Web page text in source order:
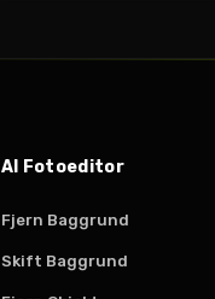
AI Fotoeditor
Fjern Baggrund
Skift Baggrund